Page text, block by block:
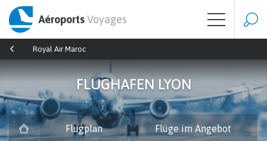
AéroportsVoyages
Royal Air Maroc
FLUGHAFEN LYON
Flugplan Flüge im Angebot